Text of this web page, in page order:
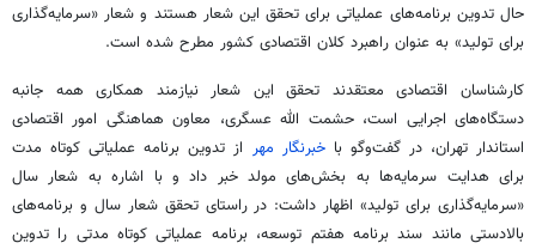
حال تدوین برنامه‌های عملیاتی برای تحقق این شعار هستند و شعار «سرمایه‌گذاری
برای تولید» به عنوان راهبرد کلان اقتصادی کشور مطرح شده است.
کارشناسان اقتصادی معتقدند تحقق این شعار نیازمند همکاری همه جانبه
دستگاه‌های اجرایی است، حشمت الله عسگری، معاون هماهنگی امور اقتصادی
استاندار تهران، درگفت‌وگو با خبرنگار مهر از تدوین برنامه عملیاتی کوتاه مدت
برای هدایت سرمایه‌ها به بخش‌های مولد خبر داد و با اشاره به شعار سال
«سرمایه‌گذاری برای تولید» اظهار داشت: در راستای تحقق شعار سال و برنامه‌های
بالادستی مانند سند برنامه هفتم توسعه، برنامه عملیاتی کوتاه مدتی را تدوین